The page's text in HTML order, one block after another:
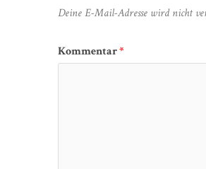
Deine E-Mail-Adresse wird nicht
Kommentar*